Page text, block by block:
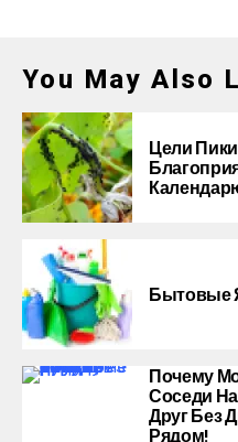
You May Also
Цели
Бытовые
Почему
Соседи
Друг Без
Рядом!